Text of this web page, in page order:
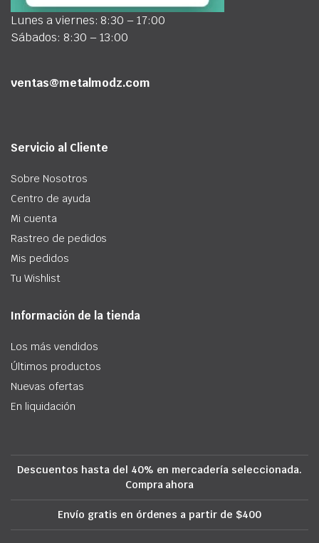
Lunes a viernes: 8:30 – 17:00
Sábados: 8:30 – 13:00
ventas@metalmodz.com
Servicio al Cliente
Sobre Nosotros
Centro de ayuda
Mi cuenta
Rastreo de pedidos
Mis pedidos
Tu Wishlist
Información de la tienda
Los más vendidos
Últimos productos
Nuevas ofertas
En liquidación
Descuentos hasta del 40% en mercadería seleccionada.
Compra ahora
Envío gratis en órdenes a partir de $400